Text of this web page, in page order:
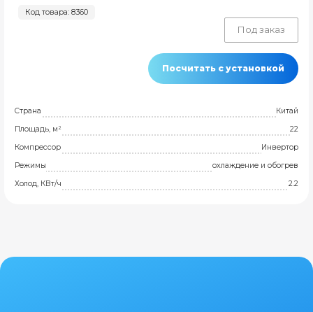
Код товара: 8360
Под заказ
Посчитать с установкой
Страна
Китай
Площадь, м²
22
Компрессор
Инвертор
Режимы
охлаждение и обогрев
Холод, КВт/ч
2.2